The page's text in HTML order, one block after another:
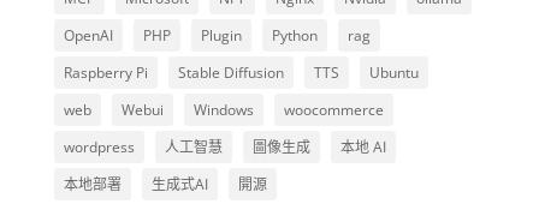
OpenAI
PHP Plugin Python
rag
Raspberry Pi
Stable Diffusion TTS
Ubuntu
web
Webui Windows
woocommerce
wordpress
人工智慧 圖像生成
本地 AI
本地部署
生成式AI 開源